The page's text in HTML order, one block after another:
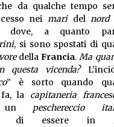
da qualche tempo
nei maridel nord
dove, a quanto
, si sono spostati di
della Francia. Ma
questa vicenda?
” è sorto quando
fa, la capitaneria
un peschereccio
di essere in